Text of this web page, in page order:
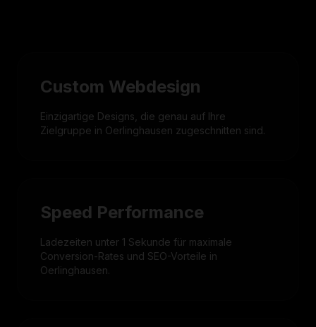
Custom Webdesign
Einzigartige Designs, die genau auf Ihre
Zielgruppe in Oerlinghausen zugeschnitten sind.
Speed Performance
Ladezeiten unter 1 Sekunde für maximale
Conversion-Rates und SEO-Vorteile in
Oerlinghausen.